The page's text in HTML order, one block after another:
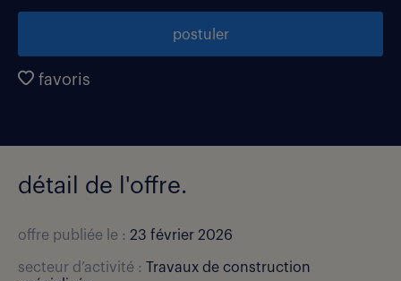
postuler
favoris
détail de l'offre.
offre publiée le : 23 février 2026
secteur d’activité :
Travaux de construction